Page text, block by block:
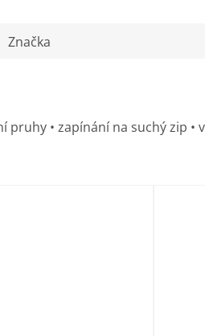
Značka
pruhy • zapínání na suchý zip